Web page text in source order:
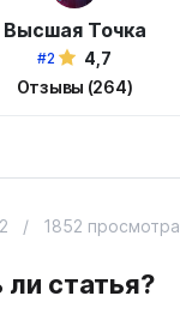
Высшая Точка
#2
4,7
Отзывы (264)
статья?
/ 1852 просмотра